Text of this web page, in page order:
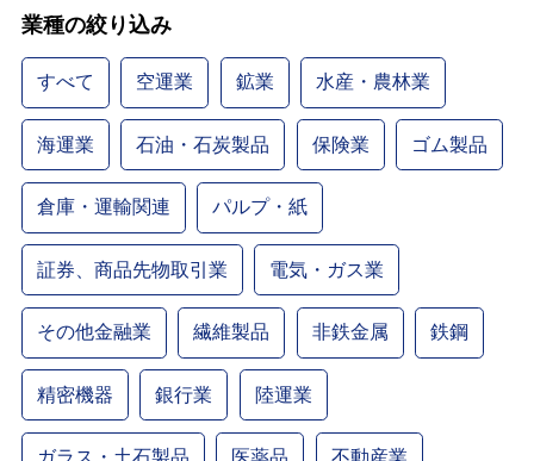
業種の絞り込み
すべて 空運業 鉱業 水産・農林業
海運業 石油・石炭製品 保険業 ゴム製品
倉庫・運輸関連 パルプ・紙
証券、商品先物取引業 電気・ガス業
その他金融業 繊維製品 非鉄金属 鉄鋼
精密機器 銀行業 陸運業